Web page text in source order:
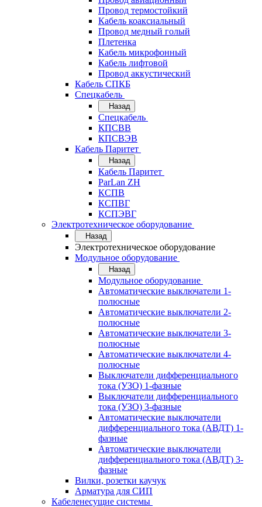
Провод термостойкий
Кабель коаксиальный
Провод медный голый
Плетенка
Кабель микрофонный
Кабель лифтовой
Провод аккустический
Кабель СПКБ
Спецкабель
Назад
Спецкабель
КПСВВ
КПСВЭВ
Кабель Паритет
Назад
Кабель Паритет
ParLan ZH
КСПВ
КСПВГ
КСПЭВГ
Электротехническое оборудование
Назад
Электротехническое оборудование
Модульное оборудование
Назад
Модульное оборудование
Автоматические выключатели 1-
полюсные
Автоматические выключатели 2-
полюсные
Автоматические выключатели 3-
полюсные
Автоматические выключатели 4-
полюсные
Выключатели дифференциального
тока (УЗО) 1-фазные
Выключатели дифференциального
тока (УЗО) 3-фазные
Автоматические выключатели
дифференциального тока (АВДТ) 1-
фазные
Автоматические выключатели
дифференциального тока (АВДТ) 3-
фазные
Вилки, розетки каучук
Арматура для СИП
Кабеленесущие системы